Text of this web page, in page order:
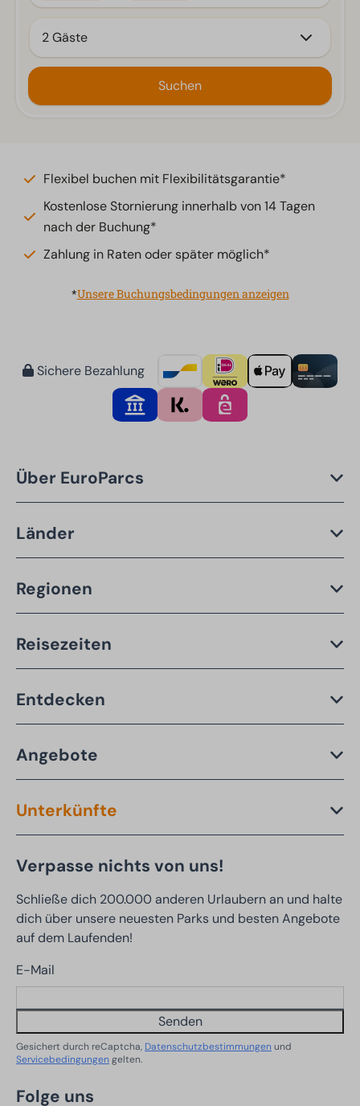
2 Gäste
Suchen
Flexibel buchen mit Flexibilitätsgarantie*
Kostenlose Stornierung innerhalb von 14 Tagen
nach der Buchung*
Zahlung in Raten oder später möglich*
*Unsere Buchungsbedingungen anzeigen
Sichere Bezahlung
Über EuroParcs
Länder
Regionen
Reisezeiten
Entdecken
Angebote
Unterkünfte
Verpasse nichts von uns!
Schließe dich 200.000 anderen Urlaubern an und halte
dich über unsere neuesten Parks und besten Angebote
auf dem Laufenden!
E-Mail
Senden
Gesichert durch reCaptcha, Datenschutzbestimmungen und
Servicebedingungen gelten.
Folge uns